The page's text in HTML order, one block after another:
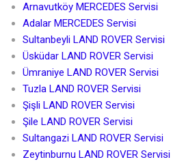
Arnavutköy MERCEDES Servisi
Adalar MERCEDES Servisi
Sultanbeyli LAND ROVER Servisi
Üsküdar LAND ROVER Servisi
Ümraniye LAND ROVER Servisi
Tuzla LAND ROVER Servisi
Şişli LAND ROVER Servisi
Şile LAND ROVER Servisi
Sultangazi LAND ROVER Servisi
Zeytinburnu LAND ROVER Servisi